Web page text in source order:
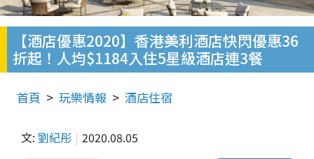
【酒店優惠2020】香港美利酒店快閃優惠36
折起！人均$1184入住5星級酒店連3餐
首頁 玩樂情報 酒店住宿
文: 劉紀彤 2020.08.05